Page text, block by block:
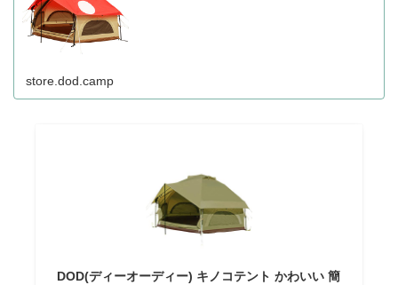
store.dod.camp
DOD(ディーオーディー) キノコテント かわいい 簡